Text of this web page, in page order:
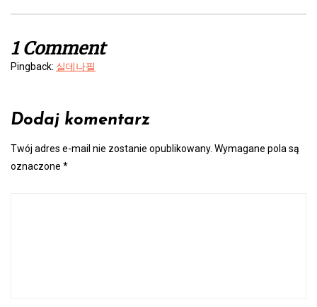
1 Comment
Pingback: 실데나필
Dodaj komentarz
Twój adres e-mail nie zostanie opublikowany. Wymagane pola są
oznaczone *